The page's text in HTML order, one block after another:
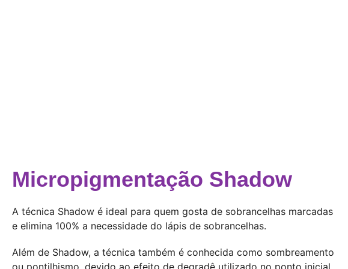
Micropigmentação Shadow
A técnica Shadow é ideal para quem gosta de sobrancelhas marcadas
e elimina 100% a necessidade do lápis de sobrancelhas.
Além de Shadow, a técnica também é conhecida como sombreamento
ou pontilhismo, devido ao efeito de degradê utilizado no ponto inicial,